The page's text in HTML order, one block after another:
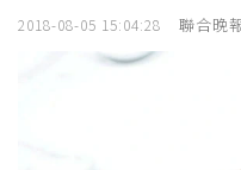
2018-08-05 15:04:28 聯合晚